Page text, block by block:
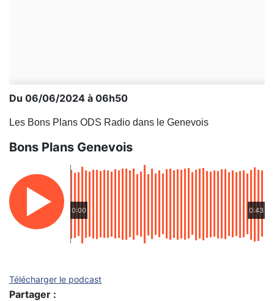
Du 06/06/2024 à 06h50
Les Bons Plans ODS Radio dans le Genevois
Bons Plans Genevois
0:00 0:43
Télécharger le podcast
Partager :